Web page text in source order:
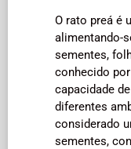
O rato preá é
alimentando-
sementes,
conhecido
capacidade
diferentes
considerado
sementes,